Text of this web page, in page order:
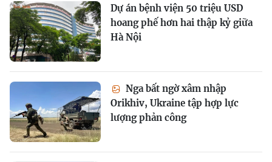
Dự án bệnh viện 50 triệu USD
hoang phế hơn hai thập kỷ giữa
Hà Nội
Nga bất ngờ xâm nhập
Orikhiv, Ukraine tập hợp lực
lượng phản công